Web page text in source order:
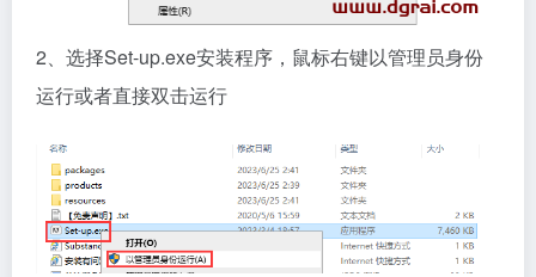
2、选择Set-up.exe安装程序，鼠标右键以管理员身份
运行或者直接双击运行